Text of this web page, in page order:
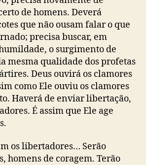
de homens. Deverá
que não ousam falar o que
precisa buscar, em
o surgimento de
mesma qualidade dos profetas
Deus ouvirá os clamores
como Ele ouviu os clamores
Haverá de enviar libertação,
É assim que Ele age
os libertadores… Serão
homens de coragem. Terão